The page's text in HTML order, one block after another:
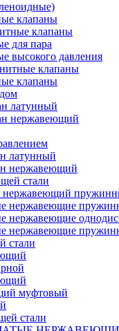
клапаны
клапаны
для пара
высокого давления
клапаны
клапаны
латунный
нержавеющий
латунный
нержавеющий
стали
нержавеющий
нержавеющие
нержавеющие
нержавеющие
стали
муфтовый
стали